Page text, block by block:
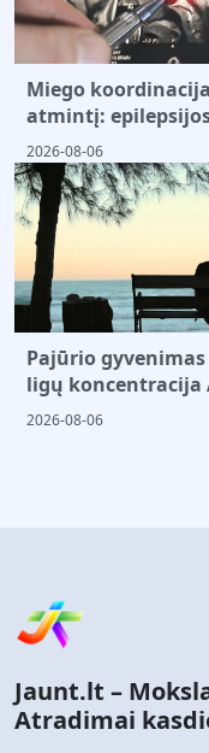
Miego
atmintį:
2026-08-06
Pajūrio
ligų koncentracija
2026-08-06
Jaunt.lt –
Atradimai